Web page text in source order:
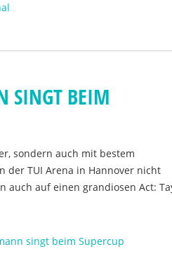
SINGT BEIM
sondern auch mit bestem
der TUI Arena in Hannover nicht
auch auf einen grandiosen Act:
singt beim Supercup